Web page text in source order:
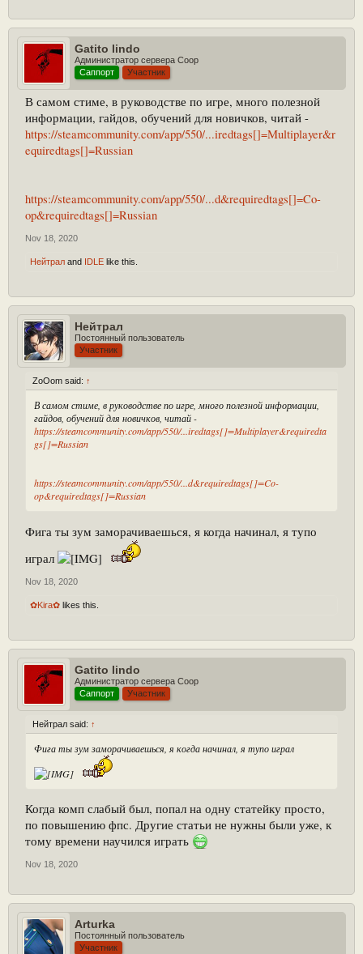
Gatito lindo
Администратор сервера Coop
Саппорт
Участник
В самом стиме, в руководстве по игре, много полезной
информации, гайдов, обучений для новичков, читай -
https://steamcommunity.com/app/550/...iredtags[]=Multiplayer&r
equiredtags[]=Russian
https://steamcommunity.com/app/550/...d&requiredtags[]=Co-
op&requiredtags[]=Russian
Nov 18, 2020
Нейтрал and IDLE like this.
Нейтрал
Постоянный пользователь
Участник
ZoOom said: ↑
В самом стиме, в руководстве по игре, много полезной информации,
гайдов, обучений для новичков, читай -
https://steamcommunity.com/app/550/...iredtags[]=Multiplayer&requiredta
gs[]=Russian
https://steamcommunity.com/app/550/...d&requiredtags[]=Co-
op&requiredtags[]=Russian
Фига ты зум заморачиваешься, я когда начинал, я тупо
играл
Nov 18, 2020
✿Kira✿ likes this.
Gatito lindo
Администратор сервера Coop
Саппорт
Участник
Нейтрал said: ↑
Фига ты зум заморачиваешься, я когда начинал, я тупо играл
Когда комп слабый был, попал на одну статейку просто,
по повышению фпс. Другие статьи не нужны были уже, к
тому времени научился играть
Nov 18, 2020
Arturka
Постоянный пользователь
Участник